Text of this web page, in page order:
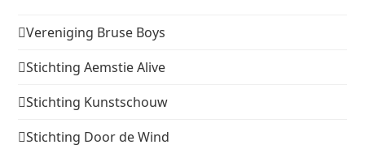
Vereniging Bruse Boys
Stichting Aemstie Alive
Stichting Kunstschouw
Stichting Door de Wind